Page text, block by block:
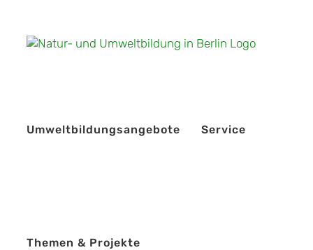
springen
Umweltbildungsangebote Service
Themen & Projekte